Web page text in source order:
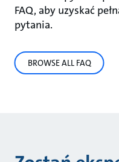
FAQ, aby uzyskać
pytania.
BROWSE ALL FAQ